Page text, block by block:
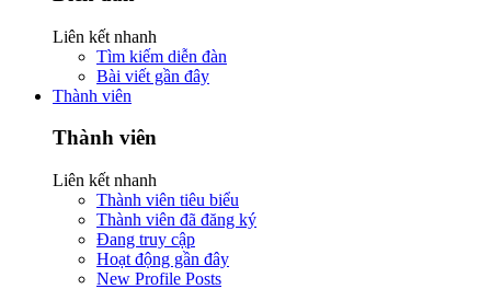
Liên kết nhanh
Tìm kiếm diễn đàn
Bài viết gần đây
Thành viên
Thành viên
Liên kết nhanh
Thành viên tiêu biểu
Thành viên đã đăng ký
Đang truy cập
Hoạt động gần đây
New Profile Posts